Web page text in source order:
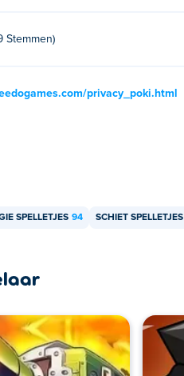
Stemmen)
privacy_poki.html
SPELLETJES 94 SCHIET SPELLETJES